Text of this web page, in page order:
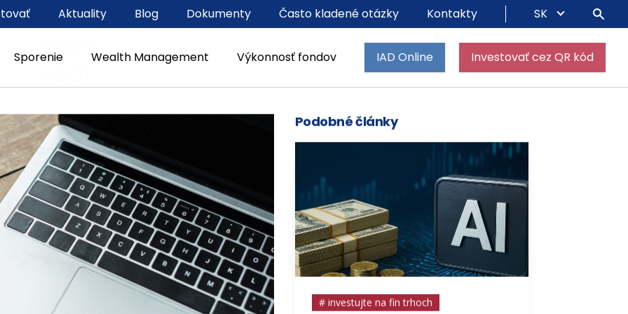
Sporenie Wealth Management Výkonnosť fondov IAD Online Investovať cez QR kód
Aktuality Blog Dokumenty Často kladené otázky Kontakty SK
v